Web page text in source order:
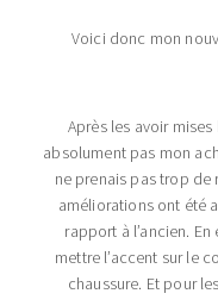
Voici donc mon
Après les avoir
absolument pas mon
ne prenais pas trop
améliorations ont été
rapport à l’ancien. En
mettre l’accent sur le
chaussure. Et pour